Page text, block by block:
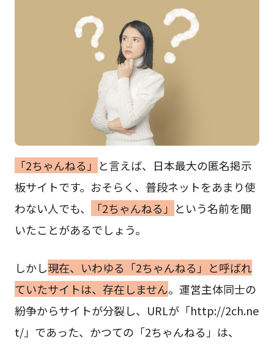
「2ちゃんねる」 と言えば、日本最大の匿名掲示
板サイトです。おそらく、普段ネットをあまり使
わない人でも、
「2ちゃんねる」 という名前を聞
いたことがあるでしょう。
しかし現在、いわゆる「2ちゃんねる」と呼ばれ
ていたサイトは、存在しません。運営主体同士の
紛争からサイトが分裂し、URLが「http://2ch.ne
t/」であった、かつての「2ちゃんねる」は、